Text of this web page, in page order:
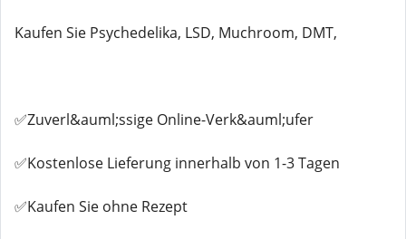
Kaufen Sie Psychedelika, LSD, Muchroom, DMT,
✅Zuverl&auml;ssige Online-Verk&auml;ufer
✅Kostenlose Lieferung innerhalb von 1-3 Tagen
✅Kaufen Sie ohne Rezept